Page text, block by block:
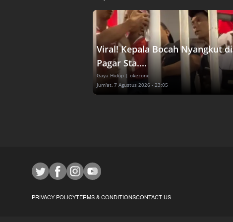
Viral! Kepala Bocah Nyangkut di
Pagar Sta....
Gaya Hidup | okezone
Jum'at, 7 Agustus 2026 - 23:05
PRIVACY POLICYTERMS & CONDITIONSCONTACT US